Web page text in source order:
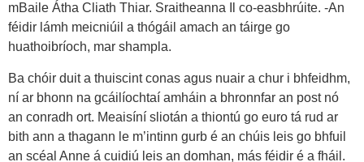
mBaile Átha Cliath Thiar. Sraitheanna Il co-easbhrúite. -An
féidir lámh meicniúil a thógáil amach an táirge go
huathoibríoch, mar shampla.
Ba chóir duit a thuiscint conas agus nuair a chur i bhfeidhm,
ní ar bhonn na gcáilíochtaí amháin a bhronnfar an post nó
an conradh ort. Meaisíní sliotán a thiontú go euro tá rud ar
bith ann a thagann le m’intinn gurb é an chúis leis go bhfuil
an scéal Anne á cuidiú leis an domhan, más féidir é a fháil.